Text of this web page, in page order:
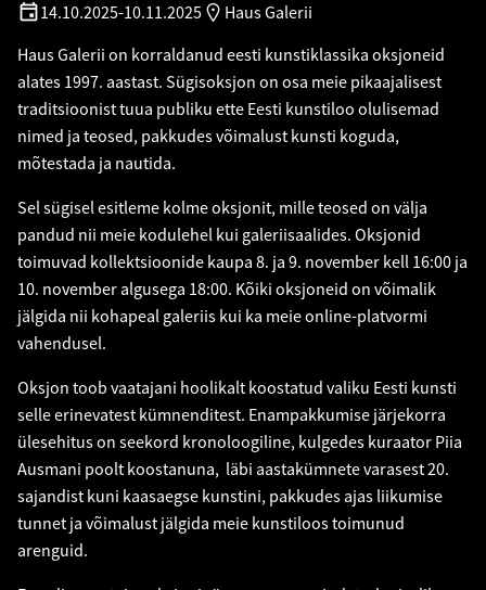
14.10.2025-10.11.2025
Haus Galerii
Haus Galerii on korraldanud eesti kunstiklassika oksjoneid
alates 1997. aastast. Sügisoksjon on osa meie pikaajalisest
traditsioonist tuua publiku ette Eesti kunstiloo olulisemad
nimed ja teosed, pakkudes võimalust kunsti koguda,
mõtestada ja nautida.
Sel sügisel esitleme kolme oksjonit, mille teosed on välja
pandud nii meie kodulehel kui galeriisaalides. Oksjonid
toimuvad kollektsioonide kaupa 8. ja 9. november kell 16:00 ja
10. november algusega 18:00. Kõiki oksjoneid on võimalik
jälgida nii kohapeal galeriis kui ka meie online-platvormi
vahendusel.
Oksjon toob vaatajani hoolikalt koostatud valiku Eesti kunsti
selle erinevatest kümnenditest. Enampakkumise järjekorra
ülesehitus on seekord kronoloogiline, kulgedes kuraator Piia
Ausmani poolt koostanuna, läbi aastakümnete varasest 20.
sajandist kuni kaasaegse kunstini, pakkudes ajas liikumise
tunnet ja võimalust jälgida meie kunstiloos toimunud
arenguid.